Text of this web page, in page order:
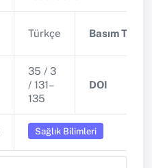
Türkçe Basım Tarihi
35 / 3
/ 131–
135
DOI
Sağlık Bilimleri